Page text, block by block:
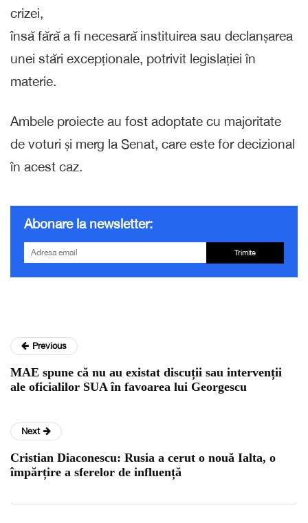
crizei,
însă fără a fi necesară instituirea sau declanșarea
unei stări excepționale, potrivit legislației în
materie.
Ambele proiecte au fost adoptate cu majoritate
de voturi și merg la Senat, care este for decizional
în acest caz.
Abonare la newsletter:
Trimite
Previous
MAE spune că nu au existat discuții sau intervenții
ale oficialilor SUA în favoarea lui Georgescu
Next
Cristian Diaconescu: Rusia a cerut o nouă Ialta, o
împărțire a sferelor de influență